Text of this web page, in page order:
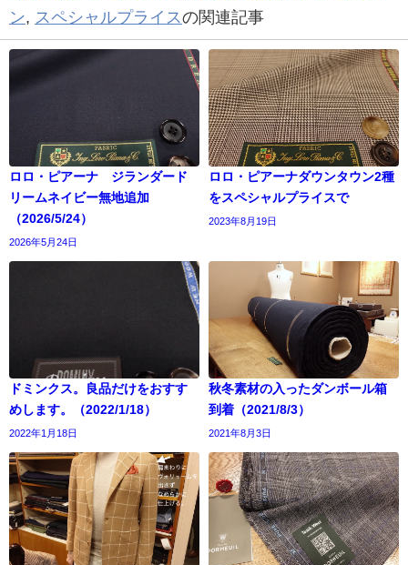
ン, スペシャルプライスの関連記事
ロロ・ピアーナ ジランダード
リームネイビー無地追加
（2026/5/24）
2026年5月24日
ロロ・ピアーナダウンタウン2種
をスペシャルプライスで
2023年8月19日
ドミンクス。良品だけをおすす
めします。（2022/1/18）
2022年1月18日
秋冬素材の入ったダンボール箱
到着（2021/8/3）
2021年8月3日